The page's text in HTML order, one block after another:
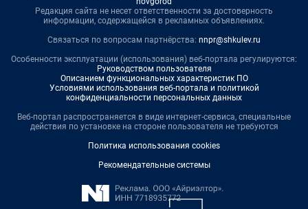
Редакция сайта не несет ответственности за достоверность
информации, содержащейся в рекламных объявлениях.
Связаться по вопросам партнёрства: nnpr@shkulev.ru
Особенности эксплуатации (использования) веб-портала регулируются:
Руководством пользователя
Описанием функциональных характеристик ПО
Условиями использования веб-портала и политикой
конфиденциальности персональных данных
Веб-портал распространяется в виде интернет-сервиса, специальные
действия по установке на стороне пользователя не требуются
Политика использования cookies
Рекомендательные системы